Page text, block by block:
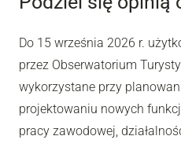
Do 15 września 2026 r.
przez Obserwatorium
wykorzystane przy
projektowaniu nowych
pracy zawodowej,